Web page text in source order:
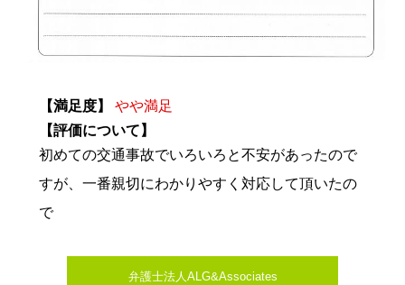
【満足度】
やや満足
【評価について】
初めての交通事故でいろいろと不安があったので
すが、一番親切にわかりやすく対応して頂いたの
で
弁護士法人ALG&Associates